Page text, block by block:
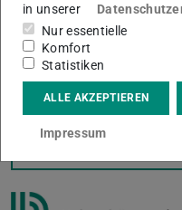
Bei Fragen oder für eine
bitte das Team Digitales
tujournals@ulb.tu-…
in unserer
Nur essentielle
Komfort
Statistiken
ALLE AKZEPTIEREN
Impressum